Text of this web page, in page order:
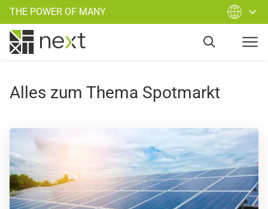
THE POWER OF MANY
Alles zum Thema Spotmarkt